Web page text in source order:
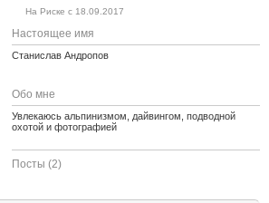
На Риске с 18.09.2017
Настоящее имя
Станислав Андропов
Обо мне
Увлекаюсь альпинизмом, дайвингом, подводной
охотой и фотографией
Посты (2)